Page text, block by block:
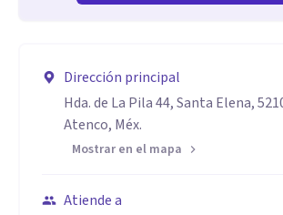
Dirección principal
Hda. de La Pila 44, Santa Elena,
Atenco, Méx.
Mostrar en el mapa
Atiende a